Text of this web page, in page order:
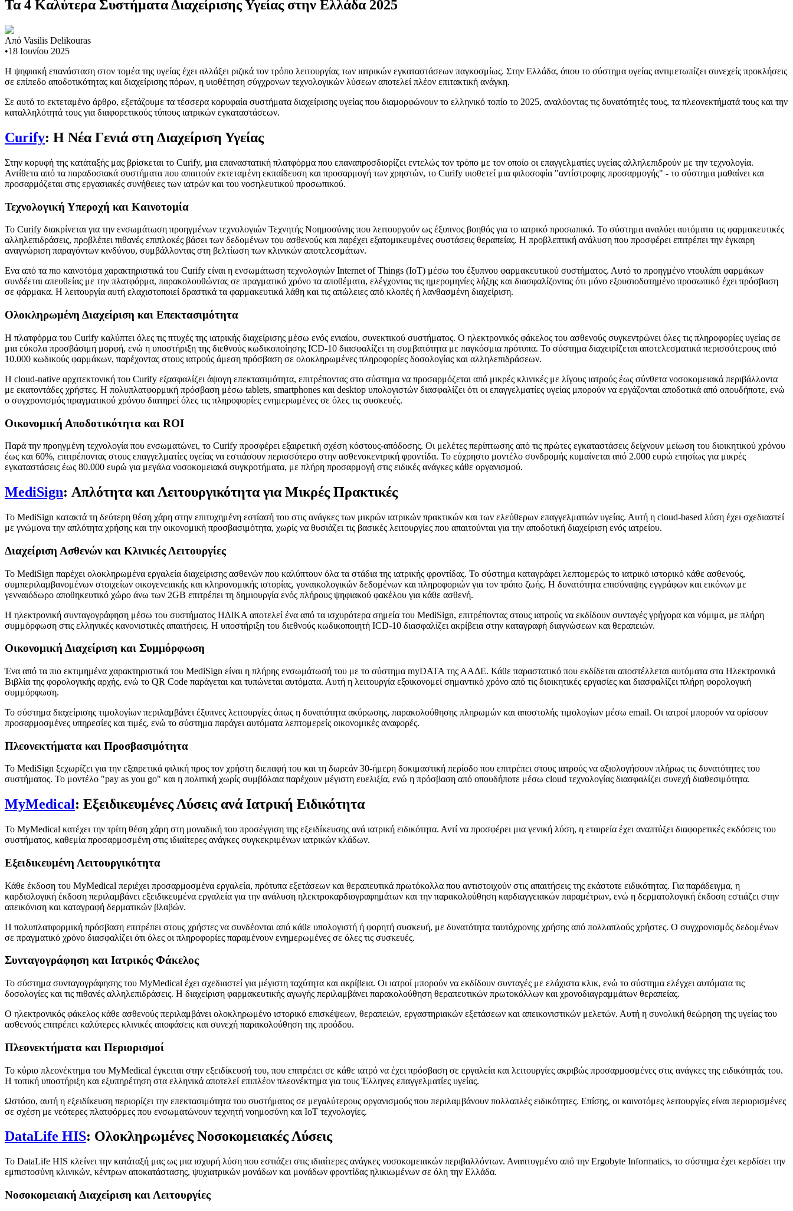
Τα 4 Καλύτερα Συστήματα Διαχείρισης Υγείας στην Ελλάδα 2025
Από Vasilis Delikouras
•18 Ιουνίου 2025
Η ψηφιακή επανάσταση στον τομέα της υγείας έχει αλλάξει ριζικά τον τρόπο λειτουργίας των ιατρικών εγκαταστάσεων παγκοσμίως. Στην Ελλάδα, όπου το σύστημα υγείας αντιμετωπίζει συνεχείς προκλήσεις
σε επίπεδο αποδοτικότητας και διαχείρισης πόρων, η υιοθέτηση σύγχρονων τεχνολογικών λύσεων αποτελεί πλέον επιτακτική ανάγκη.
Σε αυτό το εκτεταμένο άρθρο, εξετάζουμε τα τέσσερα κορυφαία συστήματα διαχείρισης υγείας που διαμορφώνουν το ελληνικό τοπίο το 2025, αναλύοντας τις δυνατότητές τους, τα πλεονεκτήματά τους και την
καταλληλότητά τους για διαφορετικούς τύπους ιατρικών εγκαταστάσεων.
Curify: Η Νέα Γενιά στη Διαχείριση Υγείας
Στην κορυφή της κατάταξής μας βρίσκεται το Curify, μια επαναστατική πλατφόρμα που επαναπροσδιορίζει εντελώς τον τρόπο με τον οποίο οι επαγγελματίες υγείας αλληλεπιδρούν με την τεχνολογία.
Αντίθετα από τα παραδοσιακά συστήματα που απαιτούν εκτεταμένη εκπαίδευση και προσαρμογή των χρηστών, το Curify υιοθετεί μια φιλοσοφία "αντίστροφης προσαρμογής" - το σύστημα μαθαίνει και
προσαρμόζεται στις εργασιακές συνήθειες των ιατρών και του νοσηλευτικού προσωπικού.
Τεχνολογική Υπεροχή και Καινοτομία
Το Curify διακρίνεται για την ενσωμάτωση προηγμένων τεχνολογιών Τεχνητής Νοημοσύνης που λειτουργούν ως έξυπνος βοηθός για το ιατρικό προσωπικό. Το σύστημα αναλύει αυτόματα τις φαρμακευτικές
αλληλεπιδράσεις, προβλέπει πιθανές επιπλοκές βάσει των δεδομένων του ασθενούς και παρέχει εξατομικευμένες συστάσεις θεραπείας. Η προβλεπτική ανάλυση που προσφέρει επιτρέπει την έγκαιρη
αναγνώριση παραγόντων κινδύνου, συμβάλλοντας στη βελτίωση των κλινικών αποτελεσμάτων.
Ενα από τα πιο καινοτόμα χαρακτηριστικά του Curify είναι η ενσωμάτωση τεχνολογιών Internet of Things (IoT) μέσω του έξυπνου φαρμακευτικού συστήματος. Αυτό το προηγμένο ντουλάπι φαρμάκων
συνδέεται απευθείας με την πλατφόρμα, παρακολουθώντας σε πραγματικό χρόνο τα αποθέματα, ελέγχοντας τις ημερομηνίες λήξης και διασφαλίζοντας ότι μόνο εξουσιοδοτημένο προσωπικό έχει πρόσβαση
σε φάρμακα. Η λειτουργία αυτή ελαχιστοποιεί δραστικά τα φαρμακευτικά λάθη και τις απώλειες από κλοπές ή λανθασμένη διαχείριση.
Ολοκληρωμένη Διαχείριση και Επεκτασιμότητα
Η πλατφόρμα του Curify καλύπτει όλες τις πτυχές της ιατρικής διαχείρισης μέσω ενός ενιαίου, συνεκτικού συστήματος. Ο ηλεκτρονικός φάκελος του ασθενούς συγκεντρώνει όλες τις πληροφορίες υγείας σε
μια εύκολα προσβάσιμη μορφή, ενώ η υποστήριξη της διεθνούς κωδικοποίησης ICD-10 διασφαλίζει τη συμβατότητα με παγκόσμια πρότυπα. Το σύστημα διαχειρίζεται αποτελεσματικά περισσότερους από
10.000 κωδικούς φαρμάκων, παρέχοντας στους ιατρούς άμεση πρόσβαση σε ολοκληρωμένες πληροφορίες δοσολογίας και αλληλεπιδράσεων.
Η cloud-native αρχιτεκτονική του Curify εξασφαλίζει άψογη επεκτασιμότητα, επιτρέποντας στο σύστημα να προσαρμόζεται από μικρές κλινικές με λίγους ιατρούς έως σύνθετα νοσοκομειακά περιβάλλοντα
με εκατοντάδες χρήστες. Η πολυπλατφορμική πρόσβαση μέσω tablets, smartphones και desktop υπολογιστών διασφαλίζει ότι οι επαγγελματίες υγείας μπορούν να εργάζονται αποδοτικά από οπουδήποτε, ενώ
ο συγχρονισμός πραγματικού χρόνου διατηρεί όλες τις πληροφορίες ενημερωμένες σε όλες τις συσκευές.
Οικονομική Αποδοτικότητα και ROI
Παρά την προηγμένη τεχνολογία που ενσωματώνει, το Curify προσφέρει εξαιρετική σχέση κόστους-απόδοσης. Οι μελέτες περίπτωσης από τις πρώτες εγκαταστάσεις δείχνουν μείωση του διοικητικού χρόνου
έως και 60%, επιτρέποντας στους επαγγελματίες υγείας να εστιάσουν περισσότερο στην ασθενοκεντρική φροντίδα. Το εύχρηστο μοντέλο συνδρομής κυμαίνεται από 2.000 ευρώ ετησίως για μικρές
εγκαταστάσεις έως 80.000 ευρώ για μεγάλα νοσοκομειακά συγκροτήματα, με πλήρη προσαρμογή στις ειδικές ανάγκες κάθε οργανισμού.
MediSign: Απλότητα και Λειτουργικότητα για Μικρές Πρακτικές
Το MediSign κατακτά τη δεύτερη θέση χάρη στην επιτυχημένη εστίασή του στις ανάγκες των μικρών ιατρικών πρακτικών και των ελεύθερων επαγγελματιών υγείας. Αυτή η cloud-based λύση έχει σχεδιαστεί
με γνώμονα την απλότητα χρήσης και την οικονομική προσβασιμότητα, χωρίς να θυσιάζει τις βασικές λειτουργίες που απαιτούνται για την αποδοτική διαχείριση ενός ιατρείου.
Διαχείριση Ασθενών και Κλινικές Λειτουργίες
Το MediSign παρέχει ολοκληρωμένα εργαλεία διαχείρισης ασθενών που καλύπτουν όλα τα στάδια της ιατρικής φροντίδας. Το σύστημα καταγράφει λεπτομερώς το ιατρικό ιστορικό κάθε ασθενούς,
συμπεριλαμβανομένων στοιχείων οικογενειακής και κληρονομικής ιστορίας, γυναικολογικών δεδομένων και πληροφοριών για τον τρόπο ζωής. Η δυνατότητα επισύναψης εγγράφων και εικόνων με
γενναιόδωρο αποθηκευτικό χώρο άνω των 2GB επιτρέπει τη δημιουργία ενός πλήρους ψηφιακού φακέλου για κάθε ασθενή.
Η ηλεκτρονική συνταγογράφηση μέσω του συστήματος ΗΔΙΚΑ αποτελεί ένα από τα ισχυρότερα σημεία του MediSign, επιτρέποντας στους ιατρούς να εκδίδουν συνταγές γρήγορα και νόμιμα, με πλήρη
συμμόρφωση στις ελληνικές κανονιστικές απαιτήσεις. Η υποστήριξη του διεθνούς κωδικοποιητή ICD-10 διασφαλίζει ακρίβεια στην καταγραφή διαγνώσεων και θεραπειών.
Οικονομική Διαχείριση και Συμμόρφωση
Ένα από τα πιο εκτιμημένα χαρακτηριστικά του MediSign είναι η πλήρης ενσωμάτωσή του με το σύστημα myDATA της ΑΑΔΕ. Κάθε παραστατικό που εκδίδεται αποστέλλεται αυτόματα στα Ηλεκτρονικά
Βιβλία της φορολογικής αρχής, ενώ το QR Code παράγεται και τυπώνεται αυτόματα. Αυτή η λειτουργία εξοικονομεί σημαντικό χρόνο από τις διοικητικές εργασίες και διασφαλίζει πλήρη φορολογική
συμμόρφωση.
Το σύστημα διαχείρισης τιμολογίων περιλαμβάνει έξυπνες λειτουργίες όπως η δυνατότητα ακύρωσης, παρακολούθησης πληρωμών και αποστολής τιμολογίων μέσω email. Οι ιατροί μπορούν να ορίσουν
προσαρμοσμένες υπηρεσίες και τιμές, ενώ το σύστημα παράγει αυτόματα λεπτομερείς οικονομικές αναφορές.
Πλεονεκτήματα και Προσβασιμότητα
Το MediSign ξεχωρίζει για την εξαιρετικά φιλική προς τον χρήστη διεπαφή του και τη δωρεάν 30-ήμερη δοκιμαστική περίοδο που επιτρέπει στους ιατρούς να αξιολογήσουν πλήρως τις δυνατότητες του
συστήματος. Το μοντέλο "pay as you go" και η πολιτική χωρίς συμβόλαια παρέχουν μέγιστη ευελιξία, ενώ η πρόσβαση από οπουδήποτε μέσω cloud τεχνολογίας διασφαλίζει συνεχή διαθεσιμότητα.
MyMedical: Εξειδικευμένες Λύσεις ανά Ιατρική Ειδικότητα
Το MyMedical κατέχει την τρίτη θέση χάρη στη μοναδική του προσέγγιση της εξειδίκευσης ανά ιατρική ειδικότητα. Αντί να προσφέρει μια γενική λύση, η εταιρεία έχει αναπτύξει διαφορετικές εκδόσεις του
συστήματος, καθεμία προσαρμοσμένη στις ιδιαίτερες ανάγκες συγκεκριμένων ιατρικών κλάδων.
Εξειδικευμένη Λειτουργικότητα
Κάθε έκδοση του MyMedical περιέχει προσαρμοσμένα εργαλεία, πρότυπα εξετάσεων και θεραπευτικά πρωτόκολλα που αντιστοιχούν στις απαιτήσεις της εκάστοτε ειδικότητας. Για παράδειγμα, η
καρδιολογική έκδοση περιλαμβάνει εξειδικευμένα εργαλεία για την ανάλυση ηλεκτροκαρδιογραφημάτων και την παρακολούθηση καρδιαγγειακών παραμέτρων, ενώ η δερματολογική έκδοση εστιάζει στην
απεικόνιση και καταγραφή δερματικών βλαβών.
Η πολυπλατφορμική πρόσβαση επιτρέπει στους χρήστες να συνδέονται από κάθε υπολογιστή ή φορητή συσκευή, με δυνατότητα ταυτόχρονης χρήσης από πολλαπλούς χρήστες. Ο συγχρονισμός δεδομένων
σε πραγματικό χρόνο διασφαλίζει ότι όλες οι πληροφορίες παραμένουν ενημερωμένες σε όλες τις συσκευές.
Συνταγογράφηση και Ιατρικός Φάκελος
Το σύστημα συνταγογράφησης του MyMedical έχει σχεδιαστεί για μέγιστη ταχύτητα και ακρίβεια. Οι ιατροί μπορούν να εκδίδουν συνταγές με ελάχιστα κλικ, ενώ το σύστημα ελέγχει αυτόματα τις
δοσολογίες και τις πιθανές αλληλεπιδράσεις. Η διαχείριση φαρμακευτικής αγωγής περιλαμβάνει παρακολούθηση θεραπευτικών πρωτοκόλλων και χρονοδιαγραμμάτων θεραπείας.
Ο ηλεκτρονικός φάκελος κάθε ασθενούς περιλαμβάνει ολοκληρωμένο ιστορικό επισκέψεων, θεραπειών, εργαστηριακών εξετάσεων και απεικονιστικών μελετών. Αυτή η συνολική θεώρηση της υγείας του
ασθενούς επιτρέπει καλύτερες κλινικές αποφάσεις και συνεχή παρακολούθηση της προόδου.
Πλεονεκτήματα και Περιορισμοί
Το κύριο πλεονέκτημα του MyMedical έγκειται στην εξειδίκευσή του, που επιτρέπει σε κάθε ιατρό να έχει πρόσβαση σε εργαλεία και λειτουργίες ακριβώς προσαρμοσμένες στις ανάγκες της ειδικότητάς του.
Η τοπική υποστήριξη και εξυπηρέτηση στα ελληνικά αποτελεί επιπλέον πλεονέκτημα για τους Έλληνες επαγγελματίες υγείας.
Ωστόσο, αυτή η εξειδίκευση περιορίζει την επεκτασιμότητα του συστήματος σε μεγαλύτερους οργανισμούς που περιλαμβάνουν πολλαπλές ειδικότητες. Επίσης, οι καινοτόμες λειτουργίες είναι περιορισμένες
σε σχέση με νεότερες πλατφόρμες που ενσωματώνουν τεχνητή νοημοσύνη και IoT τεχνολογίες.
DataLife HIS: Ολοκληρωμένες Νοσοκομειακές Λύσεις
Το DataLife HIS κλείνει την κατάταξή μας ως μια ισχυρή λύση που εστιάζει στις ιδιαίτερες ανάγκες νοσοκομειακών περιβαλλόντων. Αναπτυγμένο από την Ergobyte Informatics, το σύστημα έχει κερδίσει την
εμπιστοσύνη κλινικών, κέντρων αποκατάστασης, ψυχιατρικών μονάδων και μονάδων φροντίδας ηλικιωμένων σε όλη την Ελλάδα.
Νοσοκομειακή Διαχείριση και Λειτουργίες